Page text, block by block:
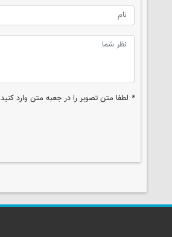
* لطفا متن تصویر را در جعبه متن وارد کنید